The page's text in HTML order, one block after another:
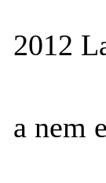
2012
a nem